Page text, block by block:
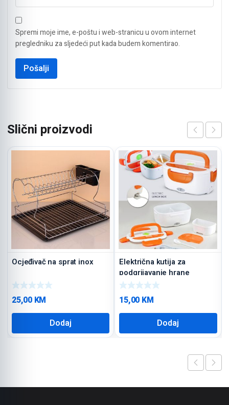
Spremi moje ime, e-poštu i web-stranicu u ovom internet
pregledniku za sljedeći put kada budem komentirao.
Slični proizvodi
Ocjeđivač na sprat inox
25,00 KM
Dodaj
Električna kutija za
podgrijavanje hrane
15,00 KM
Dodaj